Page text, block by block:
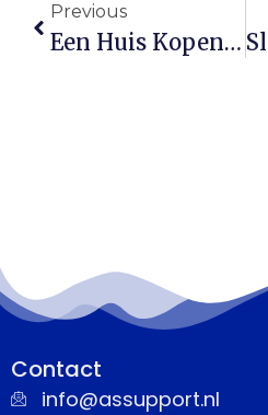
Previous
Een Huis Kopen Met Schulden: Zo Pak Je Het Aan
Contact
info@assupport.nl